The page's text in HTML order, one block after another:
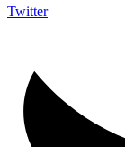
Twitter